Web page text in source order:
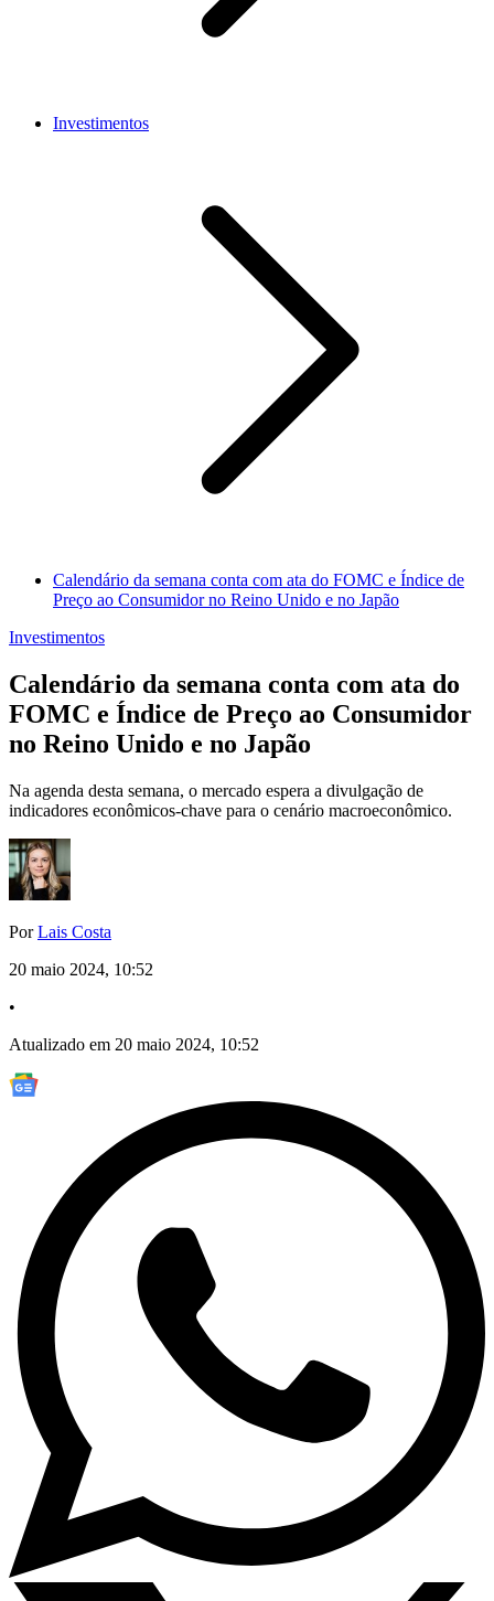
Investimentos
Calendário da semana conta com ata do FOMC e Índice de
Preço ao Consumidor no Reino Unido e no Japão
Investimentos
Calendário da semana conta com ata do
FOMC e Índice de Preço ao Consumidor
no Reino Unido e no Japão
Na agenda desta semana, o mercado espera a divulgação de
indicadores econômicos-chave para o cenário macroeconômico.
PorLais Costa
20 maio 2024, 10:52
•
Atualizado em 20 maio 2024, 10:52